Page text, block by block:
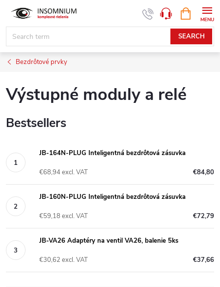
content
SEARCH
CART
Bezdrôtové prvky
Výstupné moduly a relé
Bestsellers
JB-164N-PLUG Inteligentná bezdrôtová zásuvka
€84,80
€68,94 excl. VAT
JB-160N-PLUG Inteligentná bezdrôtová zásuvka
€72,79
€59,18 excl. VAT
JB-VA26 Adaptéry na ventil VA26, balenie 5ks
€37,66
€30,62 excl. VAT
www.insomnium.sk - Chat